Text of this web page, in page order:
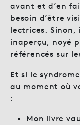
avant et d’en
besoin d’être
lectrices. Sinon,
inaperçu, noyé
référencés sur
Et si le
au moment où
:
Mon livre